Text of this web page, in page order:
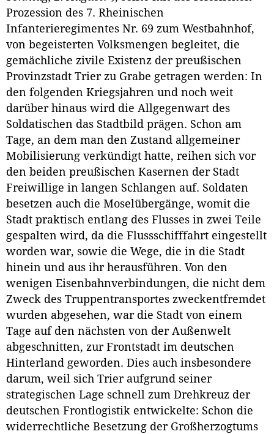
Prozession des 7. Rheinischen
Infanterieregimentes Nr. 69 zum Westbahnhof,
von begeisterten Volksmengen begleitet, die
gemächliche zivile Existenz der preußischen
Provinzstadt Trier zu Grabe getragen werden: In
den folgenden Kriegsjahren und noch weit
darüber hinaus wird die Allgegenwart des
Soldatischen das Stadtbild prägen. Schon am
Tage, an dem man den Zustand allgemeiner
Mobilisierung verkündigt hatte, reihen sich vor
den beiden preußischen Kasernen der Stadt
Freiwillige in langen Schlangen auf. Soldaten
besetzen auch die Moselübergänge, womit die
Stadt praktisch entlang des Flusses in zwei Teile
gespalten wird, da die Flussschifffahrt eingestellt
worden war, sowie die Wege, die in die Stadt
hinein und aus ihr herausführen. Von den
wenigen Eisenbahnverbindungen, die nicht dem
Zweck des Truppentransportes zweckentfremdet
wurden abgesehen, war die Stadt von einem
Tage auf den nächsten von der Außenwelt
abgeschnitten, zur Frontstadt im deutschen
Hinterland geworden. Dies auch insbesondere
darum, weil sich Trier aufgrund seiner
strategischen Lage schnell zum Drehkreuz der
deutschen Frontlogistik entwickelte: Schon die
widerrechtliche Besetzung der Großherzogtums